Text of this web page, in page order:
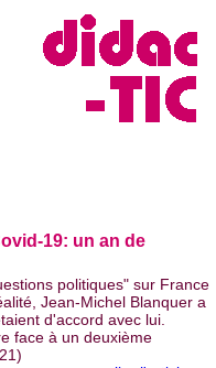
19: un an de
politiques" sur France
Jean-Michel Blanquer a
d'accord avec lui.
face à un deuxième